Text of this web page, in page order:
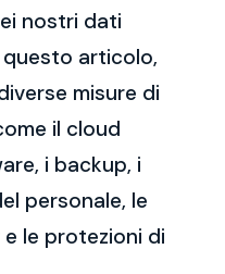
nostri dati
questo articolo,
misure di
il cloud
i backup, i
personale, le
le protezioni di